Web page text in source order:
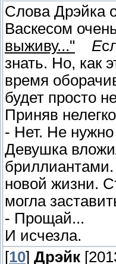
Слова Дрэйка
Васкесом
выживу..."
Е
знать. Но, как
время
будет просто
Приняв
- Нет. Не
Девушка
бриллиантами.
новой жизни.
могла
- Прощай...
И исчезла.
[10] Дрэйк